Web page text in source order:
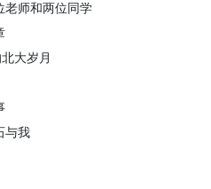
老师和两位同学
大岁月
与我